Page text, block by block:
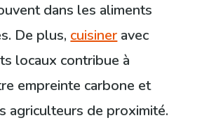
dans les aliments
De plus, cuisiner avec
locaux contribue à
empreinte carbone et
agriculteurs de proximité.